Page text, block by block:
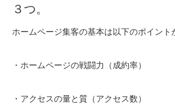
３つ。
ホームページ集客の基本は以下のポイント
・ホームページの戦闘力（成約率）
・アクセスの量と質（アクセス数）